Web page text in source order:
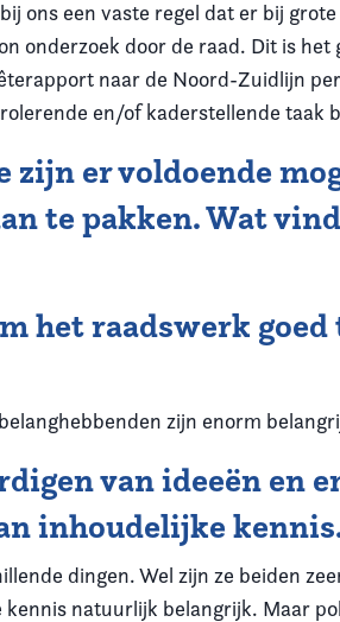
ons een vaste regel dat er bij
onderzoek door de raad. Dit is
naar de Noord-Zuidlijn
en/of kaderstellende taak
er voldoende
te pakken. Wat
het raadswerk
zijn enorm
van ideeën en
inhoudelijke
dingen. Wel zijn ze beiden
natuurlijk belangrijk. Maar